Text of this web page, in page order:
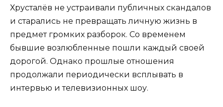
Хрусталёв не устраивали публичных скандалов
и старались не превращать личную жизнь в
предмет громких разборок. Со временем
бывшие возлюбленные пошли каждый своей
дорогой. Однако прошлые отношения
продолжали периодически всплывать в
интервью и телевизионных шоу.